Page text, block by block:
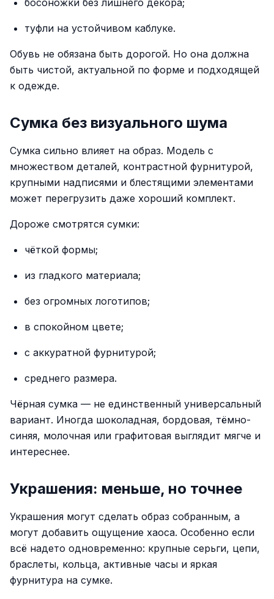
босоножки без лишнего декора;
туфли на устойчивом каблуке.
Обувь не обязана быть дорогой. Но она должна
быть чистой, актуальной по форме и подходящей
к одежде.
Сумка без визуального шума
Сумка сильно влияет на образ. Модель с
множеством деталей, контрастной фурнитурой,
крупными надписями и блестящими элементами
может перегрузить даже хороший комплект.
Дороже смотрятся сумки:
чёткой формы;
из гладкого материала;
без огромных логотипов;
в спокойном цвете;
с аккуратной фурнитурой;
среднего размера.
Чёрная сумка — не единственный универсальный
вариант. Иногда шоколадная, бордовая, тёмно-
синяя, молочная или графитовая выглядит мягче и
интереснее.
Украшения: меньше, но точнее
Украшения могут сделать образ собранным, а
могут добавить ощущение хаоса. Особенно если
всё надето одновременно: крупные серьги, цепи,
браслеты, кольца, активные часы и яркая
фурнитура на сумке.